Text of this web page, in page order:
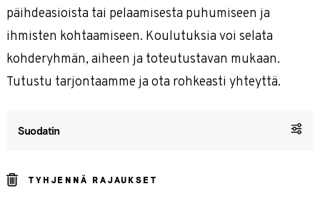
päihdeasioista tai pelaamisesta puhumiseen ja
ihmisten kohtaamiseen. Koulutuksia voi selata
kohderyhmän, aiheen ja toteutustavan mukaan.
Tutustu tarjontaamme ja ota rohkeasti yhteyttä.
Suodatin
TYHJENNÄ RAJAUKSET